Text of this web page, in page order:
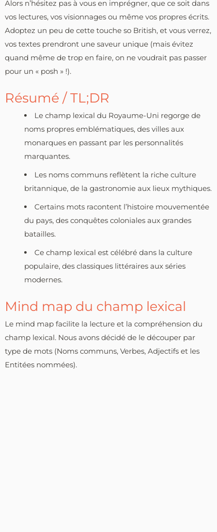
Alors n’hésitez pas à vous en imprégner, que ce soit dans
vos lectures, vos visionnages ou même vos propres écrits.
Adoptez un peu de cette touche so British, et vous verrez,
vos textes prendront une saveur unique (mais évitez
quand même de trop en faire, on ne voudrait pas passer
pour un « posh » !).
Résumé / TL;DR
Le champ lexical du Royaume-Uni regorge de
noms propres emblématiques, des villes aux
monarques en passant par les personnalités
marquantes.
Les noms communs reflètent la riche culture
britannique, de la gastronomie aux lieux mythiques.
Certains mots racontent l’histoire mouvementée
du pays, des conquêtes coloniales aux grandes
batailles.
Ce champ lexical est célébré dans la culture
populaire, des classiques littéraires aux séries
modernes.
Mind map du champ lexical
Le mind map facilite la lecture et la compréhension du
champ lexical. Nous avons décidé de le découper par
type de mots (Noms communs, Verbes, Adjectifs et les
Entitées nommées).